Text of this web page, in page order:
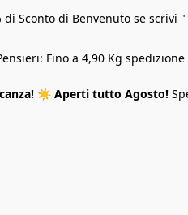
di Sconto di Benvenuto se scrivi
Fino a 4,90 Kg
☀️ Aperti tutto Agosto!